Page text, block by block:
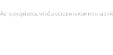
Авторизуйресь, чтобы оставить комментарий.